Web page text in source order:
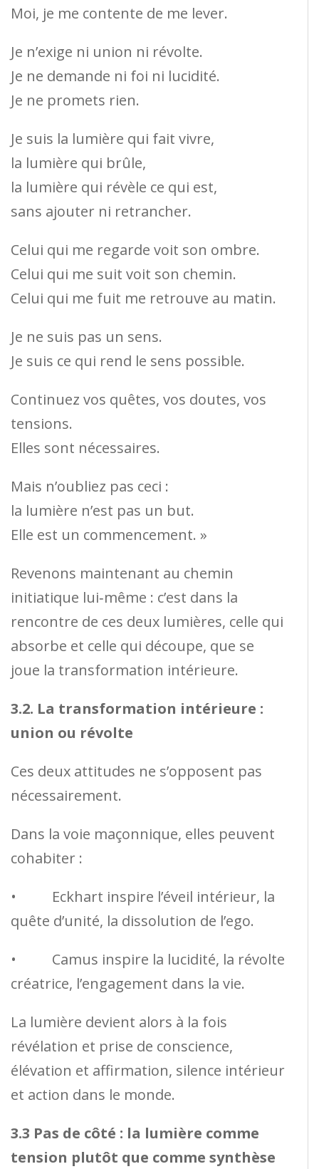
Moi, je me contente de me lever.
Je n’exige ni union ni révolte.
Je ne demande ni foi ni lucidité.
Je ne promets rien.
Je suis la lumière qui fait vivre,
la lumière qui brûle,
la lumière qui révèle ce qui est,
sans ajouter ni retrancher.
Celui qui me regarde voit son ombre.
Celui qui me suit voit son chemin.
Celui qui me fuit me retrouve au matin.
Je ne suis pas un sens.
Je suis ce qui rend le sens possible.
Continuez vos quêtes, vos doutes, vos
tensions.
Elles sont nécessaires.
Mais n’oubliez pas ceci :
la lumière n’est pas un but.
Elle est un commencement. »
Revenons maintenant au chemin
initiatique lui‑même : c’est dans la
rencontre de ces deux lumières, celle qui
absorbe et celle qui découpe, que se
joue la transformation intérieure.
3.2. La transformation intérieure :
union ou révolte
Ces deux attitudes ne s’opposent pas
nécessairement.
Dans la voie maçonnique, elles peuvent
cohabiter :
• Eckhart inspire l’éveil intérieur, la
quête d’unité, la dissolution de l’ego.
• Camus inspire la lucidité, la révolte
créatrice, l’engagement dans la vie.
La lumière devient alors à la fois
révélation et prise de conscience,
élévation et affirmation, silence intérieur
et action dans le monde.
3.3 Pas de côté : la lumière comme
tension plutôt que comme synthèse